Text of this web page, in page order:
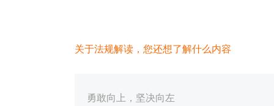
关于法规解读，您还想了解什么内容
勇敢向上，坚决向左